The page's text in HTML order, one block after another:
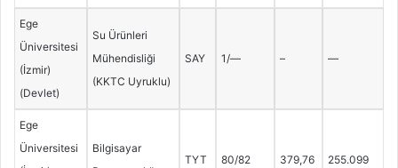
Ege
Üniversitesi
(İzmir)
(Devlet)
Su Ürünleri
Mühendisliği
(KKTC Uyruklu)
SAY 1/— – —
Ege
Üniversitesi
Bilgisayar
TYT 80/82 379,76 255.099